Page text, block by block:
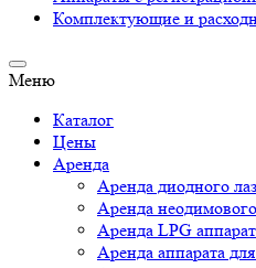
Комплектующие и
Меню
Каталог
Цены
Аренда
Аренда диодного
Аренда
Аренда LPG
Аренда аппарата